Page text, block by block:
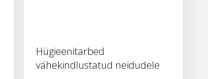
Hügieenitarbed
vähekindlustatud neidudele